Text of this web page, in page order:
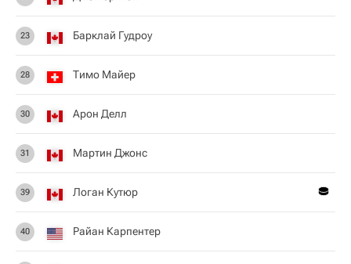
23 Барклай Гудроу
28 Тимо Майер
30 Арон Делл
31 Мартин Джонс
39 Логан Кутюр
40 Райан Карпентер